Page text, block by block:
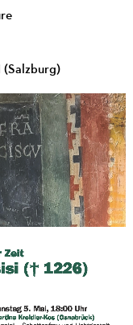
(Salzburg)